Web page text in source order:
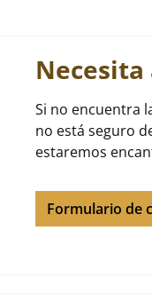
Necesita
Si no encuentra
no está seguro
estaremos
Formulario de